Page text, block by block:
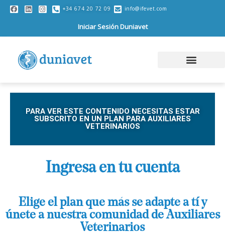
+34 674 20 72 09 info@ifevet.com
Iniciar Sesión Duniavet
PARA VER ESTE CONTENIDO NECESITAS ESTAR
SUBSCRITO EN UN PLAN PARA AUXILIARES
VETERINARIOS
Ingresa en tu cuenta
Elige el plan que más se adapte a tí y
únete a nuestra comunidad de Auxiliares
Veterinarios